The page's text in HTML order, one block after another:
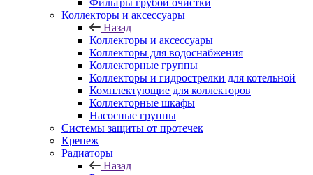
Фильтры грубой очистки
Коллекторы и аксессуары
Назад
Коллекторы и аксессуары
Коллекторы для водоснабжения
Коллекторные группы
Коллекторы и гидрострелки для котельной
Комплектующие для коллекторов
Коллекторные шкафы
Насосные группы
Системы защиты от протечек
Крепеж
Радиаторы
Назад